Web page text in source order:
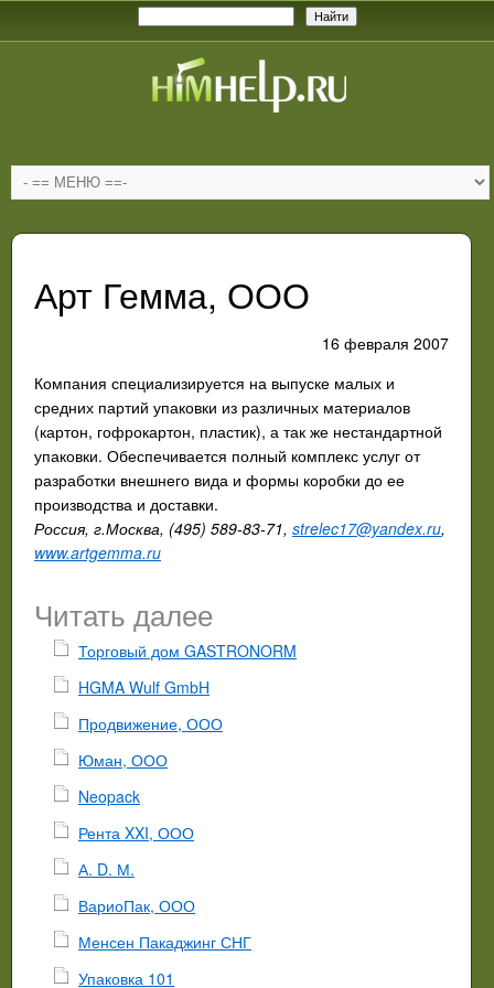
Арт Гемма, ООО
16 февраля 2007
Компания специализируется на выпуске малых и
средних партий упаковки из различных материалов
(картон, гофрокартон, пластик), а так же нестандартной
упаковки. Обеспечивается полный комплекс услуг от
разработки внешнего вида и формы коробки до ее
производства и доставки.
Россия, г.Москва, (495) 589-83-71, strelec17@yandex.ru,
www.artgemma.ru
Читать далее
Торговый дом GASTRONORM
HGMA Wulf GmbH
Продвижение, ООО
Юман, ООО
Neopack
Рента XXI, ООО
А. D. М.
ВариоПак, ООО
Менсен Пакаджинг СНГ
Упаковка 101